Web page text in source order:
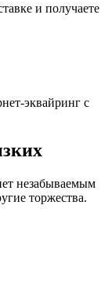
и получаете
эквайринг с
незабываемым
торжества.